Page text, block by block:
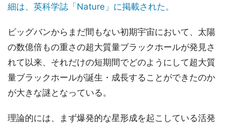
細は、英科学誌「Nature」に掲載された。
ビッグバンからまだ間もない初期宇宙において、太陽
の数億倍もの重さの超大質量ブラックホールが発見さ
れて以来、それだけの短期間でどのようにして超大質
量ブラックホールが誕生・成長することができたのか
が大きな謎となっている。
理論的には、まず爆発的な星形成を起こしている活発